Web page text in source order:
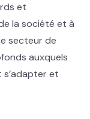
et
la société et à
secteur de
auxquels
et